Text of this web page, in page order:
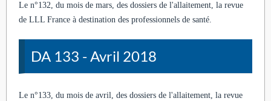
Le n°132, du mois de mars, des dossiers de l'allaitement, la revue
de LLL France à destination des professionnels de santé.
DA 133 - Avril 2018
Le n°133, du mois de avril, des dossiers de l'allaitement, la revue